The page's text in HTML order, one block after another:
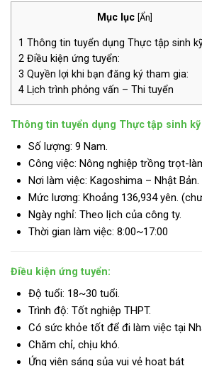
Mục lục [Ẩn]
1 Thông tin tuyển dụng Thực tập sinh
2 Điều kiện ứng tuyển:
3 Quyền lợi khi bạn đăng ký tham gia:
4 Lịch trình phỏng vấn – Thi tuyển
Thông tin tuyển dụng Thực tập sinh kỹ
Số lượng: 9 Nam.
Công việc: Nông nghiệp trồng trọt-
Nơi làm việc: Kagoshima – Nhật Bản.
Mức lương: Khoảng 136,934 yên.
Ngày nghỉ: Theo lịch của công ty.
Thời gian làm việc: 8:00~17:00
Điều kiện ứng tuyển:
Độ tuổi: 18~30 tuổi.
Trình độ: Tốt nghiệp THPT.
Có sức khỏe tốt để đi làm việc tại
Chăm chỉ, chịu khó.
Ứng viên sáng sủa vui vẻ hoạt bát